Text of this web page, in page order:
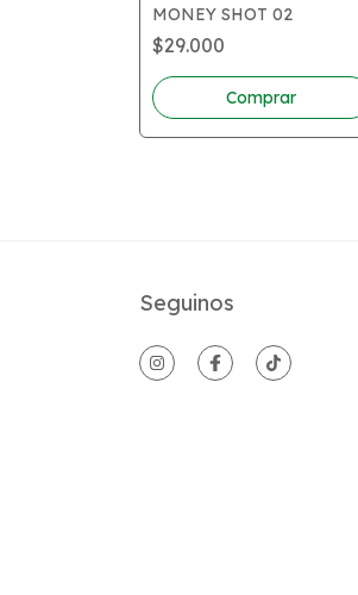
MONEY SHOT 02
$29.000
Seguinos